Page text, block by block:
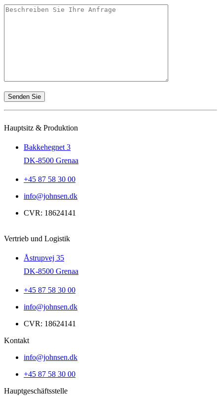
Hauptsitz & Produktion
Bakkehegnet 3
DK-8500 Grenaa
+45 87 58 30 00
info@johnsen.dk
CVR: 18624141
Vertrieb und Logistik
Åstrupvej 35
DK-8500 Grenaa
+45 87 58 30 00
info@johnsen.dk
CVR: 18624141
Kontakt
info@johnsen.dk
+45 87 58 30 00
Hauptgeschäftsstelle